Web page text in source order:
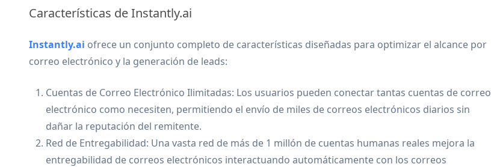
Características de Instantly.ai
Instantly.ai ofrece un conjunto completo de características diseñadas para optimizar el alcance por
correo electrónico y la generación de leads:
Cuentas de Correo Electrónico Ilimitadas: Los usuarios pueden conectar tantas cuentas de correo
electrónico como necesiten, permitiendo el envío de miles de correos electrónicos diarios sin
dañar la reputación del remitente.
Red de Entregabilidad: Una vasta red de más de 1 millón de cuentas humanas reales mejora la
entregabilidad de correos electrónicos interactuando automáticamente con los correos